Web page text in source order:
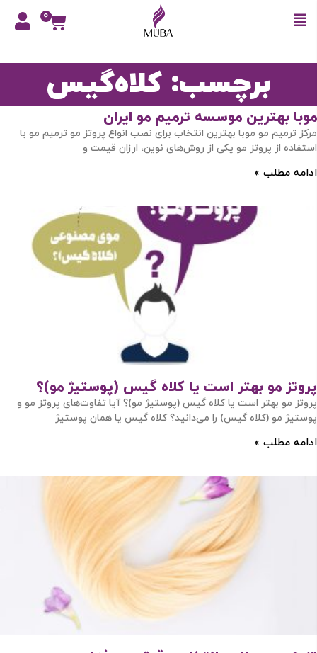
0
برچسب: کلاه‌گیس
موبا بهترین موسسه ترمیم مو ایران
مرکز ترمیم مو موبا بهترین انتخاب برای نصب انواع پروتز مو ترمیم مو با
استفاده از پروتز مو یکی از روش‌های نوین، ارزان قیمت و
ادامه مطلب »
پروتز مو بهتر است یا کلاه گیس (پوستیژ مو)؟
پروتز مو بهتر است یا کلاه گیس (پوستیژ مو)؟ آیا تفاوت‌های پروتز مو و
پوستیژ مو (کلاه گیس) را می‌دانید؟ کلاه گیس یا همان پوستیژ
ادامه مطلب »